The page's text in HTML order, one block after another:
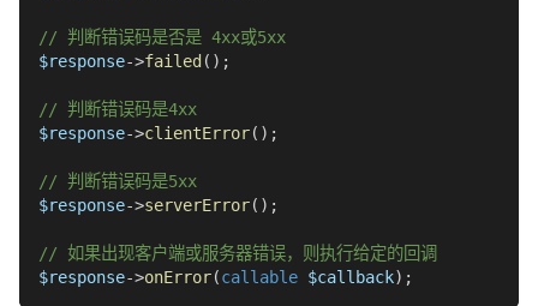
// 判断错误码是否是 4xx或5xx
$response->failed ( ) ;
// 判断错误码是4xx
$response->clientError( ) ;
// 判断错误码是5xx
$response->serverError( ) ;
// 如果出现客户端或服务器错误，则执行给定的回调
$response->onError(callable $callback) ;